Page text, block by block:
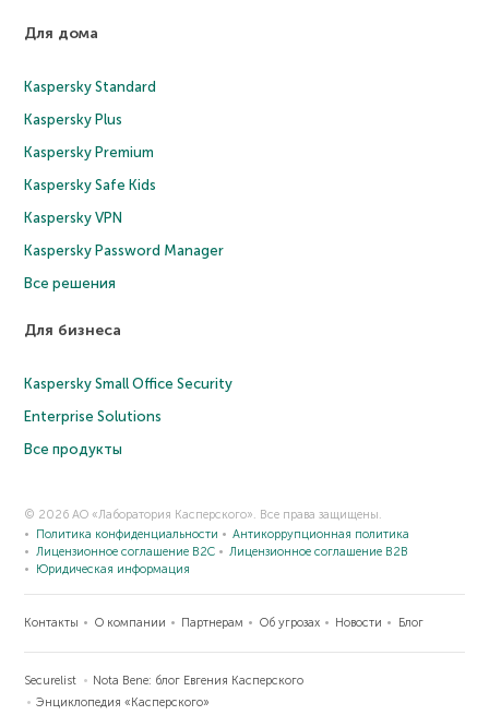
Для дома
Kaspersky Standard
Kaspersky Plus
Kaspersky Premium
Kaspersky Safe Kids
Kaspersky VPN
Kaspersky Password Manager
Все решения
Для бизнеса
Kaspersky Small Office Security
Enterprise Solutions
Все продукты
© 2026 АО «Лаборатория Касперского». Все права защищены.
Политика конфиденциальности
Антикоррупционная политика
Лицензионное соглашение B2C
Лицензионное соглашение B2B
Юридическая информация
Контакты О компании Партнерам Об угрозах Новости Блог
Securelist
Nota Bene: блог Евгения Касперского
Энциклопедия «Касперского»